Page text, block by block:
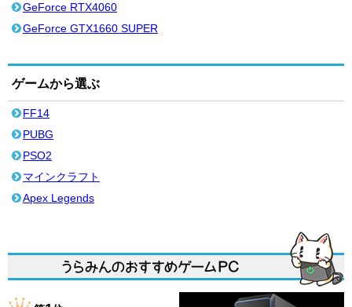
GeForce RTX4060
GeForce GTX1660 SUPER
ゲームから選ぶ
FF14
PUBG
PSO2
マインクラフト
Apex Legends